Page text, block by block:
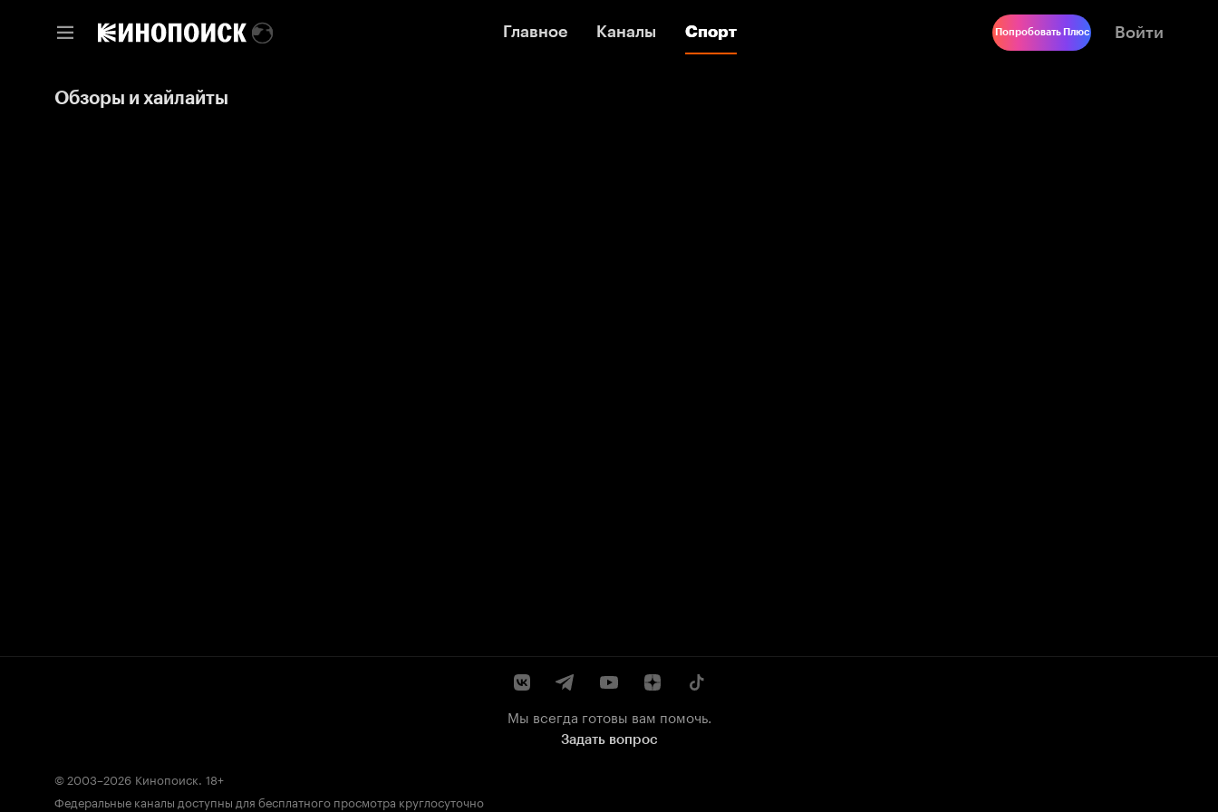
Главное Каналы Спорт
Главное Каналы Спорт Попробовать Плюс Войти
Обзоры и хайлайты
Мы всегда готовы вам помочь.
Задать вопрос
© 2003–2026 Кинопоиск. 18+
Федеральные каналы доступны для бесплатного просмотра круглосуточно